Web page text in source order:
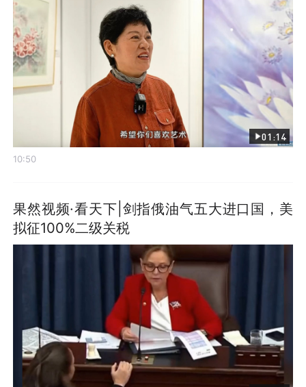
01:14
10:50
果然视频·看天下|剑指俄油气五大进口国，美
拟征100%二级关税